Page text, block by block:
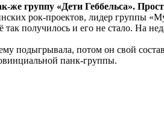
группу «Дети Геббельса».
рок-проектов, лидер группы
так получилось и его не стало.
подыгрывала, потом он свой
панк-группы.